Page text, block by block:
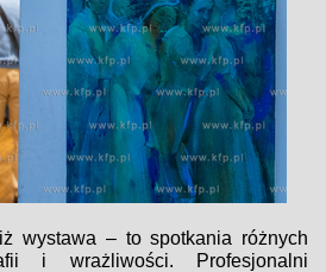
wystawa – to spotkania różnych
i wrażliwości. Profesjonalni